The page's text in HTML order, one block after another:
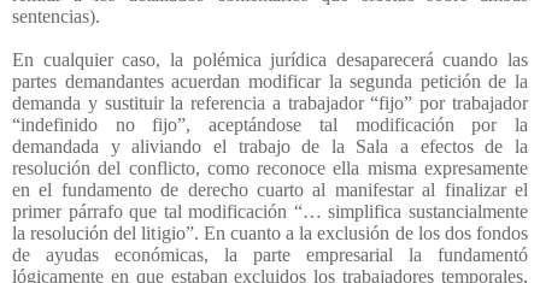
sentencias).
En cualquier caso, la polémica jurídica desaparecerá cuando las
partes demandantes acuerdan modificar la segunda petición de la
demanda y sustituir la referencia a trabajador “fijo” por trabajador
“indefinido no fijo”, aceptándose tal modificación por la
demandada y aliviando el trabajo de la Sala a efectos de la
resolución del conflicto, como reconoce ella misma expresamente
en el fundamento de derecho cuarto al manifestar al finalizar el
primer párrafo que tal modificación “… simplifica sustancialmente
la resolución del litigio”. En cuanto a la exclusión de los dos fondos
de ayudas económicas, la parte empresarial la fundamentó
lógicamente en que estaban excluidos los trabajadores temporales,